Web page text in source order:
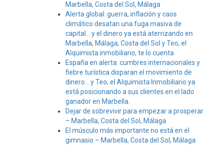
Marbella, Costa del Sol, Málaga
Alerta global: guerra, inflación y caos
climático desatan una fuga masiva de
capital… y el dinero ya está aterrizando en
Marbella, Málaga, Costa del Sol y Teo, el
Alquimista inmobiliario, te lo cuenta
España en alerta: cumbres internacionales y
fiebre turística disparan el movimiento de
dinero… y Teo, el Alquimista Inmobiliario ya
está posicionando a sus clientes en el lado
ganador en Marbella.
Dejar de sobrevivir para empezar a prosperar
– Marbella, Costa del Sol, Málaga
El músculo más importante no está en el
gimnasio – Marbella, Costa del Sol, Málaga